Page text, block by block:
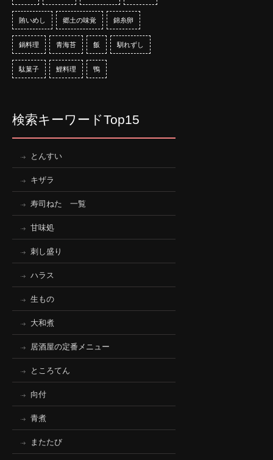
賄いめし 郷土の味覚 錦糸卵
鍋料理 青海苔 飯 馴れずし
駄菓子 鯉料理 鴨
検索キーワードTop15
とんすい
キザラ
寿司ねた 一覧
甘味処
刺し盛り
ハラス
生もの
大和煮
居酒屋の定番メニュー
ところてん
向付
青煮
またたび